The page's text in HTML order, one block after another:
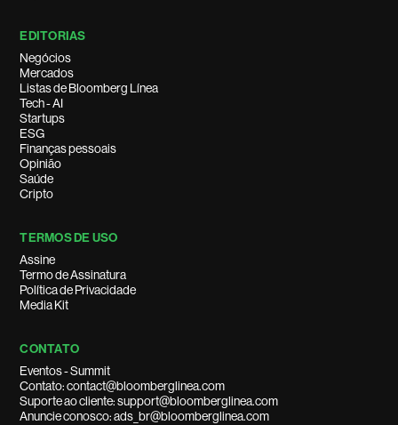
EDITORIAS
Negócios
Mercados
Listas de Bloomberg Línea
Tech - AI
Startups
ESG
Finanças pessoais
Opinião
Saúde
Cripto
TERMOS DE USO
Assine
Termo de Assinatura
Política de Privacidade
Media Kit
CONTATO
Eventos - Summit
Contato: contact@bloomberglinea.com
Suporte ao cliente: support@bloomberglinea.com
Anuncie conosco: ads_br@bloomberglinea.com